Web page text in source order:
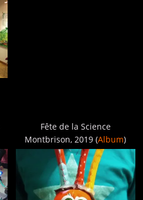
Fête de la Science
Montbrison, 2019 (Album)